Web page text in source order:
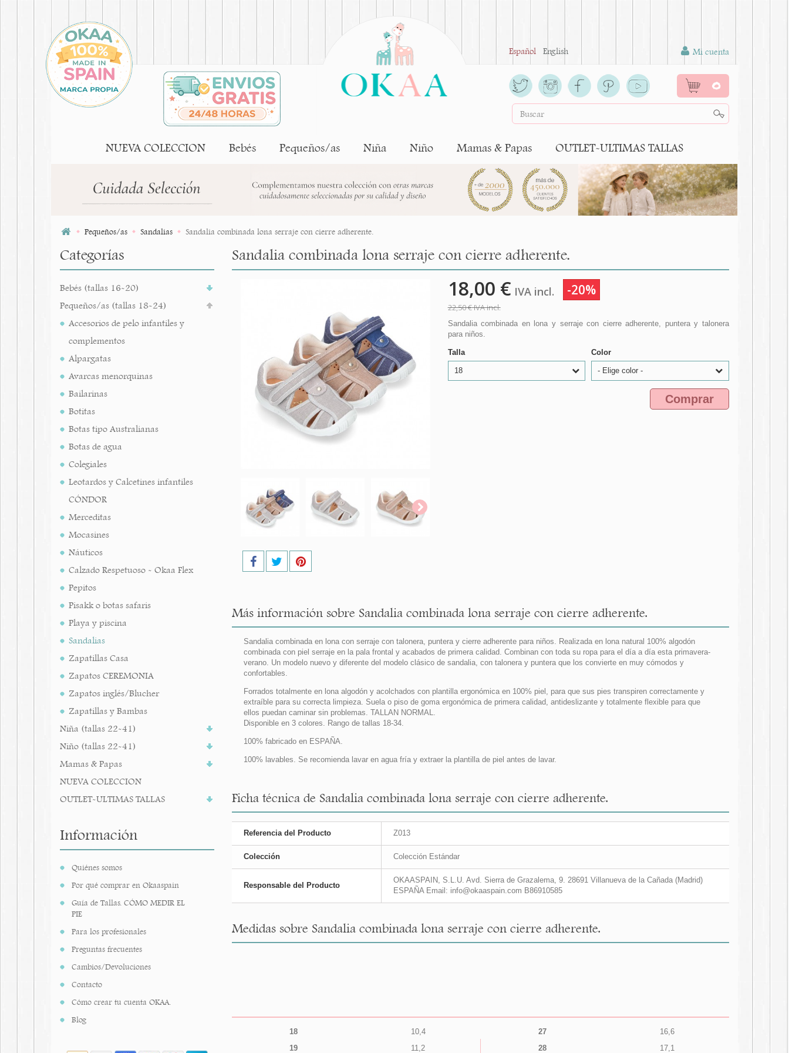
Español English Mi cuenta
0
NUEVA COLECCION Bebés Pequeños/as Niña Niño Mamas & Papas OUTLET-ULTIMAS TALLAS
Pequeños/as Sandalias Sandalia combinada lona serraje con cierre adherente.
Categorías
Bebés (tallas 16-20)
Pequeños/as (tallas 18-24)
Accesorios de pelo infantiles y
complementos
Alpargatas
Avarcas menorquinas
Bailarinas
Botitas
Botas tipo Australianas
Botas de agua
Colegiales
Leotardos y Calcetines infantiles
CÓNDOR
Merceditas
Mocasines
Náuticos
Calzado Respetuoso - Okaa Flex
Pepitos
Pisakk o botas safaris
Playa y piscina
Sandalias
Zapatillas Casa
Zapatos CEREMONIA
Zapatos inglés/Blucher
Zapatillas y Bambas
Niña (tallas 22-41)
Niño (tallas 22-41)
Mamas & Papas
NUEVA COLECCION
OUTLET-ULTIMAS TALLAS
Información
Quiénes somos
Por qué comprar en Okaaspain
Guía de Tallas. CÓMO MEDIR EL
PIE
Para los profesionales
Preguntas frecuentes
Cambios/Devoluciones
Contacto
Cómo crear tu cuenta OKAA.
Blog
Sandalia combinada lona serraje con cierre adherente.
18,00 € IVA incl. -20%
22,50 €IVA incl.
Sandalia combinada en lona y serraje con cierre adherente, puntera y talonera
para niños.
Talla
18
Color
- Elige color -
Comprar
Más información sobre Sandalia combinada lona serraje con cierre adherente.
Sandalia combinada en lona con serraje con talonera, puntera y cierre adherente para niños. Realizada en lona natural 100% algodón
combinada con piel serraje en la pala frontal y acabados de primera calidad. Combinan con toda su ropa para el día a día esta primavera-
verano. Un modelo nuevo y diferente del modelo clásico de sandalia, con talonera y puntera que los convierte en muy cómodos y
confortables.
Forrados totalmente en lona algodón y acolchados con plantilla ergonómica en 100% piel, para que sus pies transpiren correctamente y
extraíble para su correcta limpieza. Suela o piso de goma ergonómica de primera calidad, antideslizante y totalmente flexible para que
ellos puedan caminar sin problemas. TALLAN NORMAL.
Disponible en 3 colores. Rango de tallas 18-34.
100% fabricado en ESPAÑA.
100% lavables. Se recomienda lavar en agua fría y extraer la plantilla de piel antes de lavar.
Ficha técnica de Sandalia combinada lona serraje con cierre adherente.
Referencia del Producto Z013
Colección Colección Estándar
Responsable del Producto
OKAASPAIN, S.L.U. Avd. Sierra de Grazalema, 9. 28691 Villanueva de la Cañada (Madrid)
ESPAÑA Email: info@okaaspain.com B86910585
Medidas sobre Sandalia combinada lona serraje con cierre adherente.
18
10,4
19
11,2
27
16,6
28
17,1